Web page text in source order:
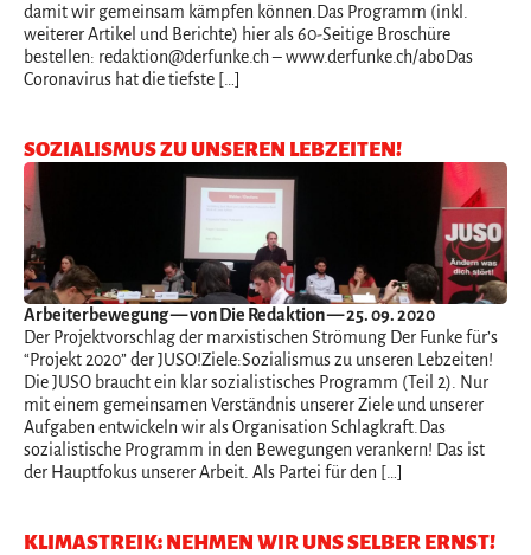
damit wir gemeinsam kämpfen können.Das Programm (inkl.
weiterer Artikel und Berichte) hier als 60-Seitige Broschüre
bestellen: redaktion@derfunke.ch – www.derfunke.ch/aboDas
Coronavirus hat die tiefste […]
SOZIALISMUS ZU UNSEREN LEBZEITEN!
Arbeiterbewegung— von Die Redaktion — 25. 09. 2020
Der Projektvorschlag der marxistischen Strömung Der Funke für’s
“Projekt 2020” der JUSO!Ziele:Sozialismus zu unseren Lebzeiten!
Die JUSO braucht ein klar sozialistisches Programm (Teil 2). Nur
mit einem gemeinsamen Verständnis unserer Ziele und unserer
Aufgaben entwickeln wir als Organisation Schlagkraft.Das
sozialistische Programm in den Bewegungen verankern! Das ist
der Hauptfokus unserer Arbeit. Als Partei für den […]
KLIMASTREIK: NEHMEN WIR UNS SELBER ERNST!